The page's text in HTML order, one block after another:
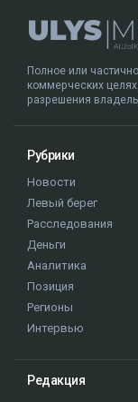
Полное или
коммерческих
разрешения
Рубрики
Новости
Левый берег
Расследования
Деньги
Аналитика
Позиция
Регионы
Интервью
Редакция